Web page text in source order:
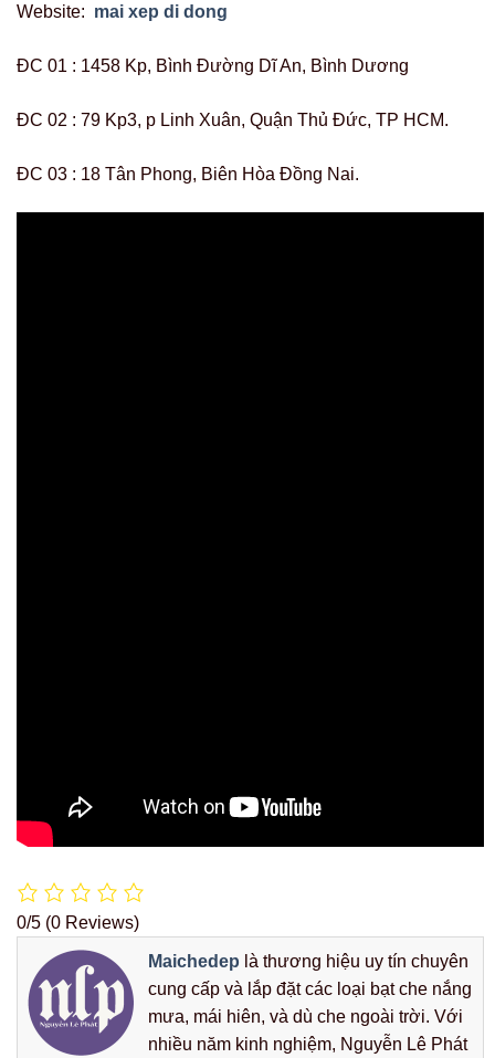
Website: mai xep di dong
ĐC 01 : 1458 Kp, Bình Đường Dĩ An, Bình Dương
ĐC 02 : 79 Kp3, p Linh Xuân, Quận Thủ Đức, TP HCM.
ĐC 03 : 18 Tân Phong, Biên Hòa Đồng Nai.
0/5 (0 Reviews)
Maichedep là thương hiệu uy tín chuyên
cung cấp và lắp đặt các loại bạt che nắng
mưa, mái hiên, và dù che ngoài trời. Với
nhiều năm kinh nghiệm, Nguyễn Lê Phát